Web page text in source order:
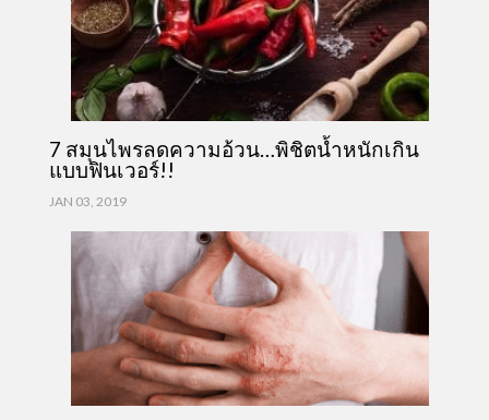
7 สมุนไพรลดความอ้วน…พิชิตน้ำหนักเกิน
แบบฟินเวอร์!!
JAN 03, 2019